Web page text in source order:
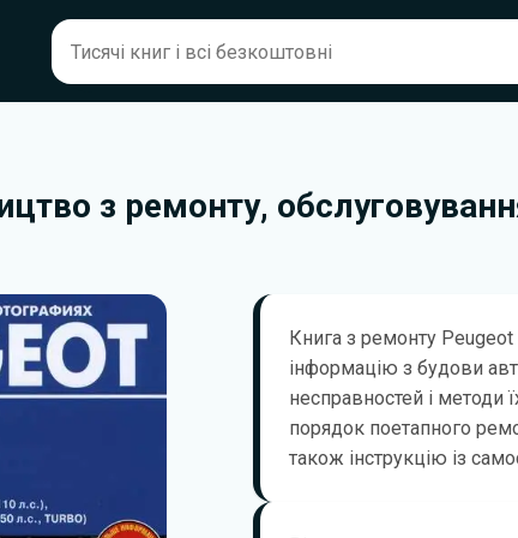
з ремонту,
Книга з ремонту Peugeot
інформацію з будови
несправностей і методи
порядок поетапного
також інструкцію із